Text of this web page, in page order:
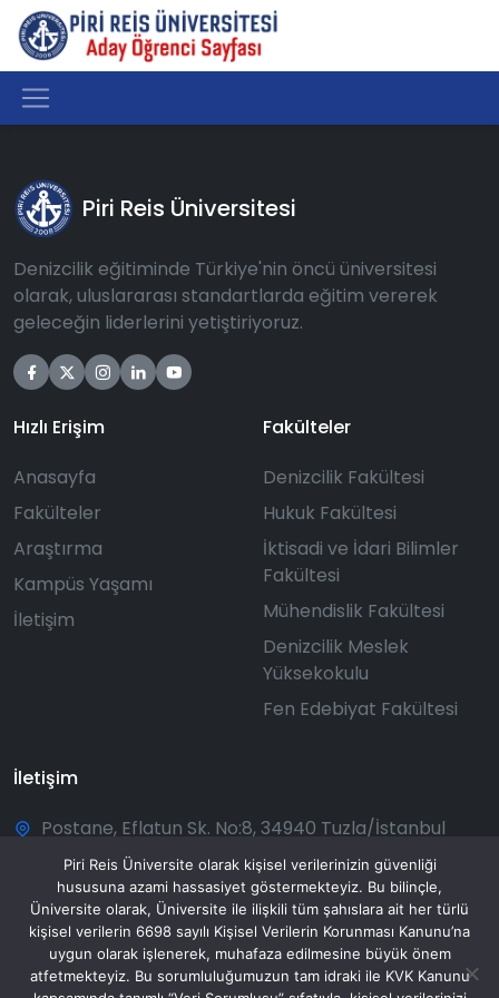
Piri Reis Üniversitesi
Denizcilik eğitiminde Türkiye'nin öncü üniversitesi
olarak, uluslararası standartlarda eğitim vererek
geleceğin liderlerini yetiştiriyoruz.
Hızlı Erişim
Anasayfa
Fakülteler
Araştırma
Kampüs Yaşamı
İletişim
Fakülteler
Denizcilik Fakültesi
Hukuk Fakültesi
İktisadi ve İdari Bilimler
Fakültesi
Mühendislik Fakültesi
Denizcilik Meslek
Yüksekokulu
Fen Edebiyat Fakültesi
İletişim
Postane, Eflatun Sk. No:8, 34940 Tuzla/İstanbul
+90 216 581 00 50
bilgi@pirireis.edu.tr
Pazartesi - Pazar: 08:30 - 20:00
Piri Reis Üniversite olarak kişisel verilerinizin güvenliği
hususuna azami hassasiyet göstermekteyiz. Bu bilinçle,
Üniversite olarak, Üniversite ile ilişkili tüm şahıslara ait her türlü
kişisel verilerin 6698 sayılı Kişisel Verilerin Korunması Kanunu’na
uygun olarak işlenerek, muhafaza edilmesine büyük önem
atfetmekteyiz. Bu sorumluluğumuzun tam idraki ile KVK Kanunu